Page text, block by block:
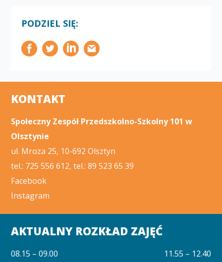
PODZIEL SIĘ:
KONTAKT
Społeczny Zespół Przedszkolno-Szkolny 101 w
Olsztynie
ul. Mroza 25, 10-692 Olsztyn
tel.: 725 556 612, tel.: 89 523 65 39
Facebook
Instagram
AKTUALNY ROZKŁAD ZAJĘĆ
08.15 – 09.00
11.55 – 12.40